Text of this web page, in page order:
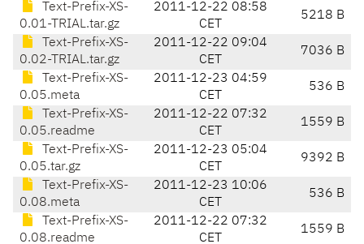
Text-Prefix-XS-
0.01-TRIAL.tar.gz
2011-12-22 08:58
CET
5218 B
Text-Prefix-XS-
0.02-TRIAL.tar.gz
2011-12-22 09:04
CET
7036 B
Text-Prefix-XS-
0.05.meta
2011-12-23 04:59
CET
536 B
Text-Prefix-XS-
0.05.readme
2011-12-22 07:32
CET
1559 B
Text-Prefix-XS-
0.05.tar.gz
2011-12-23 05:04
CET
9392 B
Text-Prefix-XS-
0.08.meta
2011-12-23 10:06
CET
536 B
Text-Prefix-XS-
0.08.readme
2011-12-22 07:32
CET
1559 B